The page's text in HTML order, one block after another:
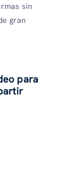
sin
gran
para